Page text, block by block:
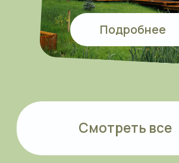
парковка для автомобилей,
а также W-Fi.